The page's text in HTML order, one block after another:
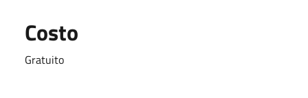
Costo
Gratuito